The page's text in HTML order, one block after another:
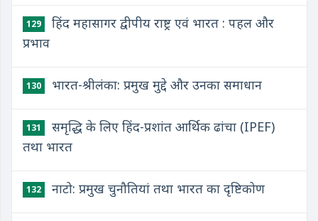
129
हिंद महासागर द्वीपीय राष्ट्र एवं भारत : पहल और
प्रभाव
130 भारत-श्रीलंका: प्रमुख मुद्दे और उनका समाधान
131
समृद्धि के लिए हिंद-प्रशांत आर्थिक ढांचा (IPEF)
तथा भारत
132 नाटो: प्रमुख चुनौतियां तथा भारत का दृष्टिकोण